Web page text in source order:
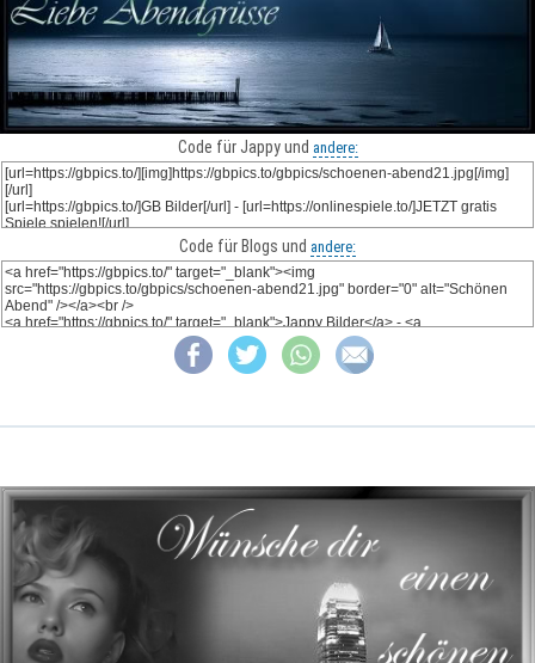
Code für Jappy und andere:
Code für Blogs und andere: